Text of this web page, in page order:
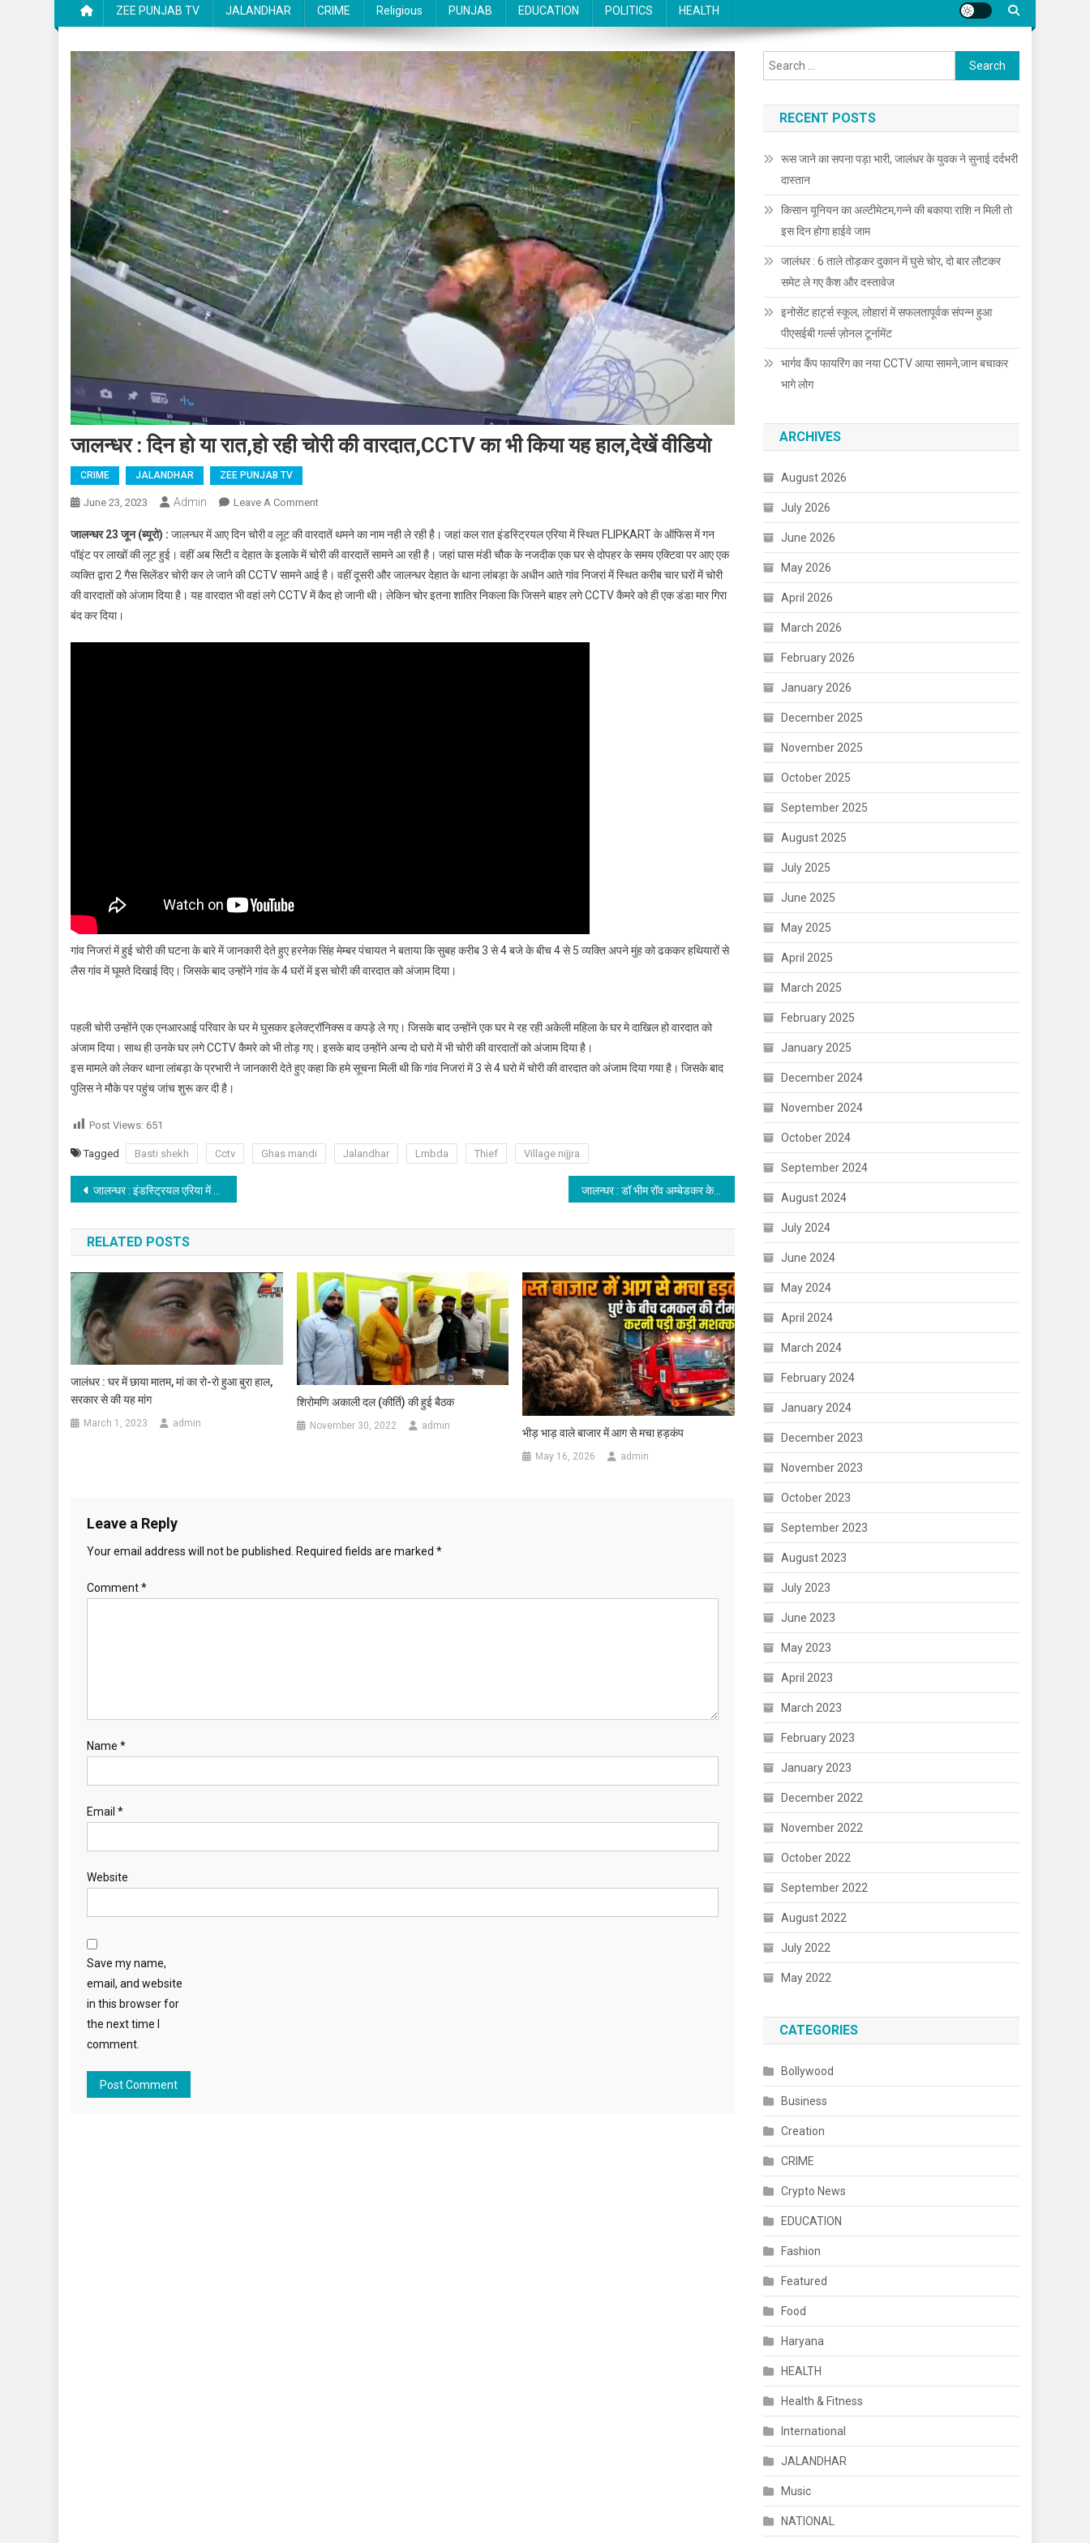
ZEE PUNJAB TV JALANDHAR CRIME Religious PUNJAB EDUCATION POLITICS HEALTH
जालन्धर : दिन हो या रात,हो रही चोरी की वारदात,CCTV का भी किया यह हाल,देखें वीडियो
CRIME JALANDHAR ZEE PUNJAB TV
June 23, 2023 Admin Leave A Comment
जालन्धर 23 जून (ब्यूरो) : जालन्धर में आए दिन चोरी व लूट की वारदातें थमने का नाम नही ले रही है। जहां कल रात इंडस्ट्रियल एरिया में स्थित FLIPKART के ऑफिस में गन
पॉइंट पर लाखों की लूट हुई। वहीं अब सिटी व देहात के इलाके में चोरी की वारदातें सामने आ रही है। जहां घास मंडी चौक के नजदीक एक घर से दोपहर के समय एक्टिवा पर आए एक
व्यक्ति द्वारा 2 गैस सिलेंडर चोरी कर ले जाने की CCTV सामने आई है। वहीं दूसरी और जालन्धर देहात के थाना लांबड़ा के अधीन आते गांव निजरां में स्थित करीब चार घरों में चोरी
की वारदातों को अंजाम दिया है। यह वारदात भी वहां लगे CCTV में कैद हो जानी थी। लेकिन चोर इतना शातिर निकला कि जिसने बाहर लगे CCTV कैमरे को ही एक डंडा मार गिरा
बंद कर दिया।
गांव निजरां में हुई चोरी की घटना के बारे में जानकारी देते हुए हरनेक सिंह मेम्बर पंचायत ने बताया कि सुबह करीब 3 से 4 बजे के बीच 4 से 5 व्यक्ति अपने मुंह को ढककर हथियारों से
लैस गांव में घूमते दिखाई दिए। जिसके बाद उन्होंने गांव के 4 घरों में इस चोरी की वारदात को अंजाम दिया।
पहली चोरी उन्होंने एक एनआरआई परिवार के घर मे घुसकर इलेक्ट्रॉनिक्स व कपड़े ले गए। जिसके बाद उन्होंने एक घर मे रह रही अकेली महिला के घर मे दाखिल हो वारदात को
अंजाम दिया। साथ ही उनके घर लगे CCTV कैमरे को भी तोड़ गए। इसके बाद उन्होंने अन्य दो घरो में भी चोरी की वारदातों को अंजाम दिया है।
इस मामले को लेकर थाना लांबड़ा के प्रभारी ने जानकारी देते हुए कहा कि हमे सूचना मिली थी कि गांव निजरां में 3 से 4 घरो में चोरी की वारदात को अंजाम दिया गया है। जिसके बाद
पुलिस ने मौके पर पहुंच जांच शुरू कर दी है।
Post Views: 651
Tagged Basti shekh Cctv Ghas mandi Jalandhar Lmbda Thief Village nijjra
Post navigation
जालन्धर : इंडस्ट्रियल एरिया में स्थित Flipkart कम्पनी में गन पॉइंट पर लाखों की लूट जालन्धर : डॉ भीम रॉव अम्बेडकर के बुत्त उतारने को लेकर हंगामा
RELATED POSTS
जालंधर : घर में छाया मातम, मां का रो-रो हुआ बुरा हाल,
सरकार से की यह मांग
March 1, 2023 admin
शिरोमणि अकाली दल (कीर्ति) की हुई बैठक
November 30, 2022 admin
भीड़ भाड़ वाले बाजार में आग से मचा हड़कंप
May 16, 2026 admin
Leave a Reply
Your email address will not be published. Required fields are marked *
Comment*
Name *
Email *
Website
Save my name,
email, and website
in this browser for
the next time I
comment.
Search for:
RECENT POSTS
रूस जाने का सपना पड़ा भारी, जालंधर के युवक ने सुनाई दर्दभरी
दास्तान
किसान यूनियन का अल्टीमेटम,गन्ने की बकाया राशि न मिली तो
इस दिन होगा हाईवे जाम
जालंधर : 6 ताले तोड़कर दुकान में घुसे चोर, दो बार लौटकर
समेट ले गए कैश और दस्तावेज
इनोसेंट हार्ट्स स्कूल, लोहारां में सफलतापूर्वक संपन्न हुआ
पीएसईबी गर्ल्स ज़ोनल टूर्नामेंट
भार्गव कैंप फायरिंग का नया CCTV आया सामने,जान बचाकर
भागे लोग
ARCHIVES
August 2026
July 2026
June 2026
May 2026
April 2026
March 2026
February 2026
January 2026
December 2025
November 2025
October 2025
September 2025
August 2025
July 2025
June 2025
May 2025
April 2025
March 2025
February 2025
January 2025
December 2024
November 2024
October 2024
September 2024
August 2024
July 2024
June 2024
May 2024
April 2024
March 2024
February 2024
January 2024
December 2023
November 2023
October 2023
September 2023
August 2023
July 2023
June 2023
May 2023
April 2023
March 2023
February 2023
January 2023
December 2022
November 2022
October 2022
September 2022
August 2022
July 2022
May 2022
CATEGORIES
Bollywood
Business
Creation
CRIME
Crypto News
EDUCATION
Fashion
Featured
Food
Haryana
HEALTH
Health & Fitness
International
JALANDHAR
Music
NATIONAL